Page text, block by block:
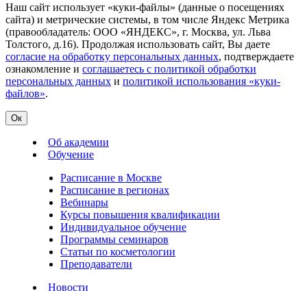
Наш сайт использует «куки-файлы» (данные о посещениях
сайта) и метрические системы, в том числе Яндекс Метрика
(правообладатель: ООО «ЯНДЕКС», г. Москва, ул. Льва
Толстого, д.16). Продолжая использовать сайт, Вы даете
согласие на обработку персональных данных, подтверждаете
ознакомление и соглашаетесь с политикой обработки
персональных данных и политикой использования «куки-
файлов».
Ок
Об академии
Обучение
Расписание в Москве
Расписание в регионах
Вебинары
Курсы повышения квалификации
Индивидуальное обучение
Программы семинаров
Статьи по косметологии
Преподаватели
Новости